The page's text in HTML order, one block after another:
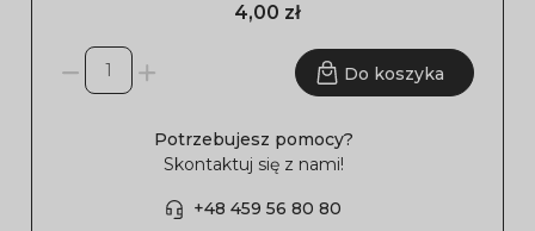
4,00 zł
Do koszyka
Potrzebujesz pomocy?
Skontaktuj się z nami!
+48 459 56 80 80